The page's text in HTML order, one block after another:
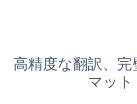
高精度な翻訳、
マット